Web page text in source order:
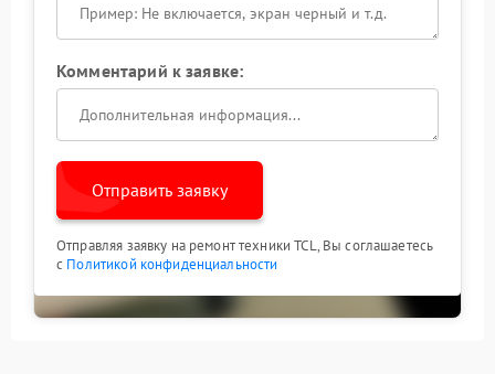
Комментарий к заявке:
Отправить заявку
Отправляя заявку на ремонт техники TCL, Вы соглашаетесь
с Политикой конфиденциальности